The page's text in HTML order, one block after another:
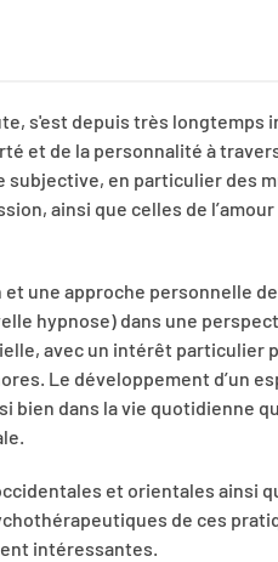
s'est depuis très longtemps
et de la personnalité à
subjective, en particulier des
ainsi que celles de
une approche personnelle
hypnose) dans une
avec un intérêt particulier
Le développement d’un
bien dans la vie quotidienne
et orientales ainsi
de ces
intéressantes.